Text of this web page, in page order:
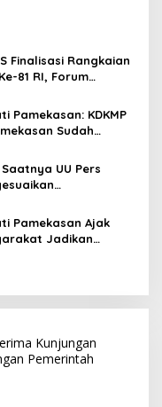
Finalisasi Rangkaian
81 RI, Forum
Siap Perkuat
Jurnalis DPRD
Pamekasan: KDKMP
Sudah
Akhir Juli 2026
Saatnya UU Pers
dan AI
Pamekasan Ajak
Jadikan
Kunjungan
Pemerintah